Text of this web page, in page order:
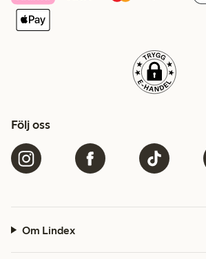
Följ oss
Om Lindex